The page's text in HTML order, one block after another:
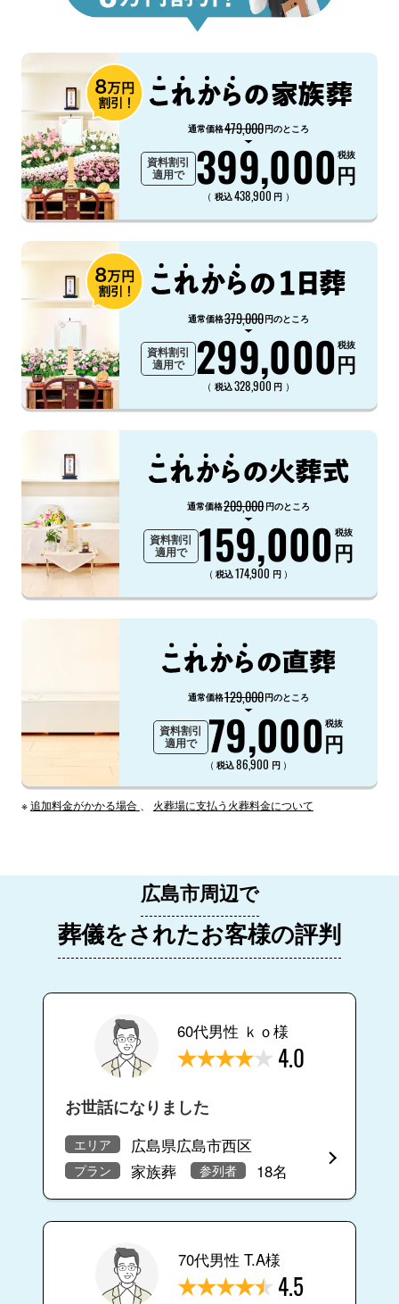
通常価格479,000円のところ
資料割引
適用で
399,000円
税抜
（ 税込438,900 円 ）
通常価格379,000円のところ
資料割引
適用で
299,000円
税抜
（ 税込328,900 円 ）
通常価格209,000円のところ
資料割引
適用で
159,000円
税抜
（ 税込174,900 円 ）
通常価格129,000円のところ
資料割引
適用で
79,000円
税抜
（ 税込86,900 円 ）
※追加料金がかかる場合 火葬場に支払う火葬料金について
広島市周辺で
葬儀をされたお客様の評判
60代男性 ｋｏ様
4.0
お世話になりました
エリア 広島県広島市西区
プラン 家族葬 参列者 18名
70代男性 T.A様
4.5